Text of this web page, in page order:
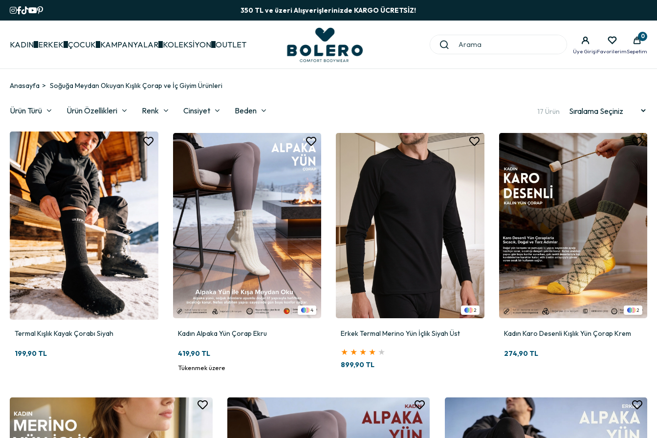
350 TL ve üzeri Alışverişlerinizde KARGO ÜCRETSİZ!
KADIN ERKEK ÇOCUK KAMPANYALAR KOLEKSİYON OUTLET
Üye GirişiFavorilerimSepetim
0
Anasayfa Soğuğa Meydan Okuyan Kışlık Çorap ve İç Giyim Ürünleri
Ürün Türü Ürün Özellikleri Renk Cinsiyet Beden 17 Ürün
Termal Kışlık Kayak Çorabı Siyah
199,90 TL
4
Kadın Alpaka Yün Çorap Ekru
419,90 TL
Tükenmek üzere
2
Erkek Termal Merino Yün İçlik Siyah Üst
★ ★ ★ ★ ★
899,90 TL
2
Kadın Karo Desenli Kışlık Yün Çorap Krem
274,90 TL